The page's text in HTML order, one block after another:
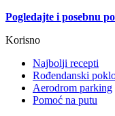
Pogledajte i posebnu
Korisno
Najbolji recepti
Rođendanski
Aerodrom parking
Pomoć na putu